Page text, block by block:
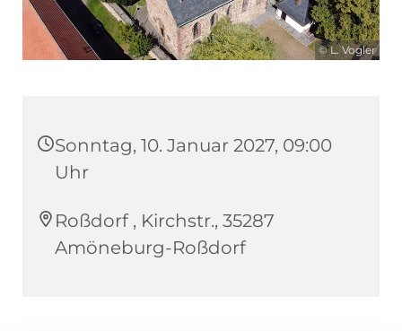
© L. Vogler
Sonntag, 10. Januar 2027, 09:00
Uhr
Roßdorf , Kirchstr., 35287
Amöneburg-Roßdorf